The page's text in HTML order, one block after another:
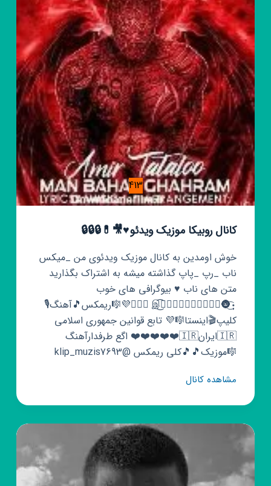
413
کانال روبیکا موزیک ویدئو♥️🎥💊🔒🔒🔒
خوش اومدین به کانال موزیک ویدئوی من _میکس
ناب _رپ _پاپ گذاشته میشه به اشتراک بگذارید
متن های ناب ♥️ بیوگرافی های خوب
•ٜٜٜٜٜٜٖٖٖٖٜ͜͡🌚ٍٍٍٍٰٰٖٖۘۘ͜͡இ ‌‌‌‌‌‌⃟ᬼ⃢💜🎼ریمکس🎵آهنگ🎙️
کلیپ🎬اینستا🎼💜 تابع قوانین جمهوری اسلامی
🇮🇷ایران🇮🇷❤️❤️❤️❤️❤️ اگع طرفدارآهنگ
🎼موزیک🎵🎵کلی ریمکس @klip_muzis7693
مشاهده کانالکانال
موزیک
ویدئو♥️
💊
🔒